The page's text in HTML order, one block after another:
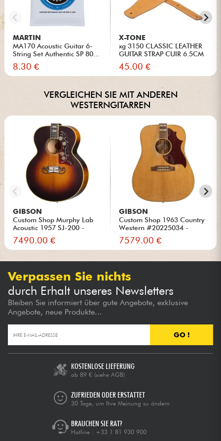
MARTIN
MA170 Acoustic Guitar 6-
String Set Authentic SP 80...
8.30 €
X-TONE
xg 3150 CLASSIC LEATHER
GUITAR STRAP CUIR 6.5CM
BR...
45.00 €
VERGLEICHEN SIE MIT ANDEREN
WESTERNGITARREN
GIBSON
Custom Shop Murphy Lab
Acoustic 1957 SJ-200 -
Ligh...
7490.00 €
GIBSON
Custom Shop 1963 Country
Western #20225034 -
Murph...
7579.00 €
Verpassen Sie nichts
durch Erhalt unseres Newsletters
Bleiben Sie informiert über gute Angebote, exklusive
Angebote, neue Produkte...
GO !
KOSTENLOSE LIEFERUNG
ab 89 € (siehe AGB)
ZUFRIEDEN ODER ERSTATTET
30 Tage, um Ihre Meinung zu ändern
BRAUCHEN SIE RAT?
Hotline : +33 1 81 930 900